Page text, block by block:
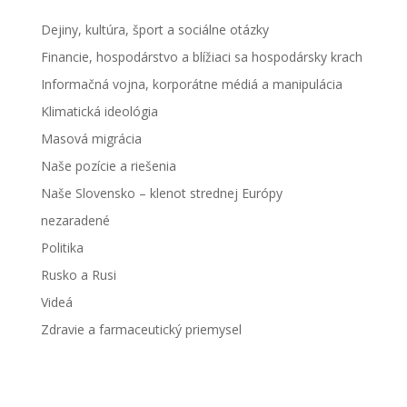
Dejiny, kultúra, šport a sociálne otázky
Financie, hospodárstvo a blížiaci sa hospodársky krach
Informačná vojna, korporátne médiá a manipulácia
Klimatická ideológia
Masová migrácia
Naše pozície a riešenia
Naše Slovensko – klenot strednej Európy
nezaradené
Politika
Rusko a Rusi
Videá
Zdravie a farmaceutický priemysel